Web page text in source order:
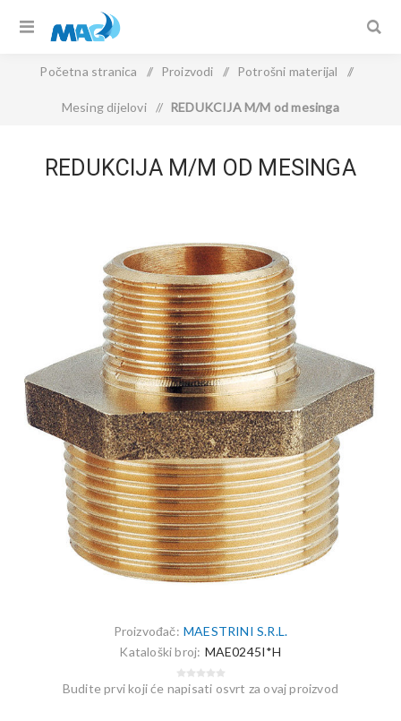
Početna stranica / Proizvodi / Potrošni materijal /
Mesing dijelovi / REDUKCIJA M/M od mesinga
REDUKCIJA M/M OD MESINGA
Proizvođač: MAESTRINI S.R.L.
Kataloški broj: MAE0245I*H
Budite prvi koji će napisati osvrt za ovaj proizvod